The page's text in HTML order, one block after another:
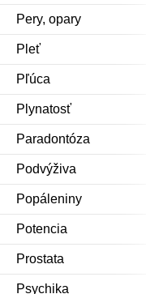
Pery, opary
Pleť
Pľúca
Plynatosť
Paradontóza
Podvýživa
Popáleniny
Potencia
Prostata
Psychika